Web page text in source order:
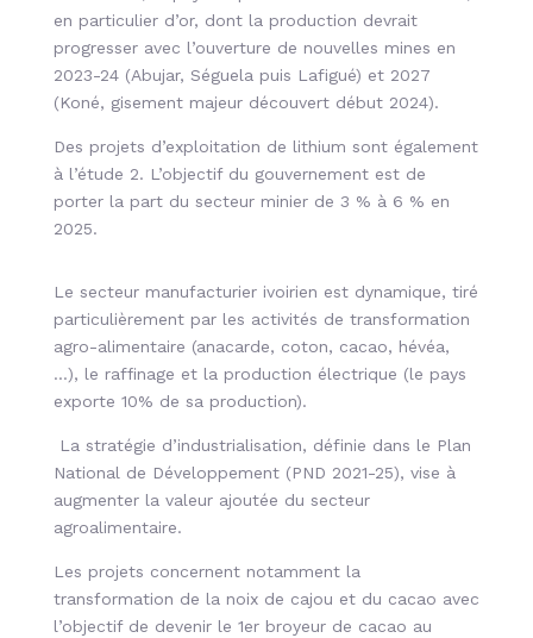
en particulier d’or, dont la production devrait
progresser avec l’ouverture de nouvelles mines en
2023-24 (Abujar, Séguela puis Lafigué) et 2027
(Koné, gisement majeur découvert début 2024).
Des projets d’exploitation de lithium sont également
à l’étude 2. L’objectif du gouvernement est de
porter la part du secteur minier de 3 % à 6 % en
2025.
Le secteur manufacturier ivoirien est dynamique, tiré
particulièrement par les activités de transformation
agro-alimentaire (anacarde, coton, cacao, hévéa,
…), le raffinage et la production électrique (le pays
exporte 10% de sa production).
La stratégie d’industrialisation, définie dans le Plan
National de Développement (PND 2021-25), vise à
augmenter la valeur ajoutée du secteur
agroalimentaire.
Les projets concernent notamment la
transformation de la noix de cajou et du cacao avec
l’objectif de devenir le 1er broyeur de cacao au